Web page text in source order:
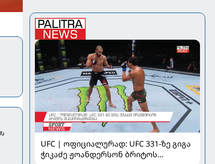
UFC | ოფიციალურად: UFC 331-ზე გიგა
ჭიკაძე ჟოანდერსონ ბრიტოს